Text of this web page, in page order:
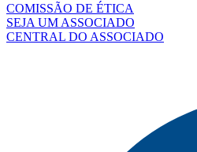
COMISSÃO DE ÉTICA
SEJA UM ASSOCIADO
CENTRAL DO ASSOCIADO